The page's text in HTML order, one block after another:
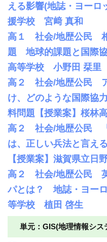
える影響(地誌・ヨーロ
援学校 宮﨑 真和
高１ 社会/地歴公民
題 地球的課題と国際
高等学校 小野田 栞里
高２ 社会/地歴公民
け、どのような国際協
料問題【授業案】桜林
高２ 社会/地歴公民 「
は、正しい兵法と言え
【授業案】滋賀県立
高２ 社会/地歴公民
パとは？ 地誌・ヨー
等学校 植田 啓生
単元：GIS(地理情報シス